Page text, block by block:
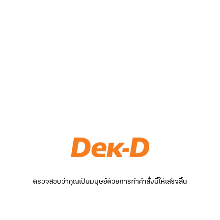
ตรวจสอบว่าคุณเป็นมนุษย์ด้วยการทำคำสั่งนี้ให้เสร็จสิ้น